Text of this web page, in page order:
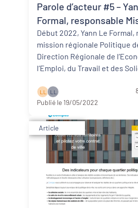
Parole d’acteur #5 –
Formal, responsable
Régionale Politique de
DREETS
Début 2022, Yann Le
mission régionale Politique
Direction Régionale de
l’Emploi, du Travail et des
L L L L
Publié le 19/05/2022
Article